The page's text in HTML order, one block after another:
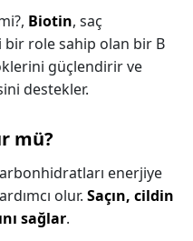
Biotin, saç
role sahip olan bir B
güçlendirir ve
destekler.
mü?
enerjiye
olur. Saçın, cildin
sağlar.